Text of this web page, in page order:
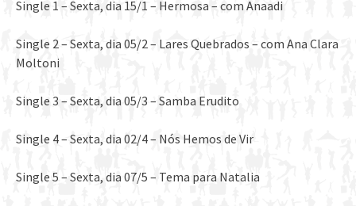
Single 1 – Sexta, dia 15/1 – Hermosa – com Anaadi
Single 2 – Sexta, dia 05/2 – Lares Quebrados – com Ana Clara
Moltoni
Single 3 – Sexta, dia 05/3 – Samba Erudito
Single 4 – Sexta, dia 02/4 – Nós Hemos de Vir
Single 5 – Sexta, dia 07/5 – Tema para Natalia